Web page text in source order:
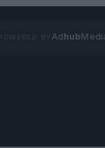
Adhub